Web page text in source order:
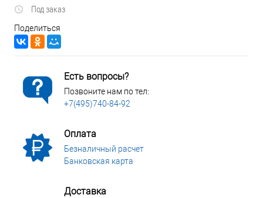
Под заказ
Поделиться
Есть вопросы?
Позвоните нам по тел:
+7(495)740-84-92
Оплата
Безналичный расчет
Банковская карта
Доставка